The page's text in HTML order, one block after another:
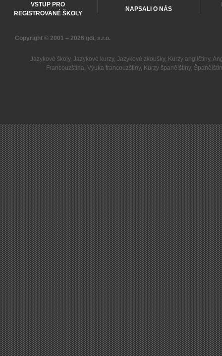
VSTUP PRO
REGISTROVANÉ ŠKOLY
NAPSALI O NÁS
Copyright © 2001 – 2026 gdi, s.r.o.
Jazykové školy, Jazykové kurzy, Jazykové zkoušky, Kurzy angličtiny,
Francouzština,Výuka francouzštiny, Kurzy španělštiny,